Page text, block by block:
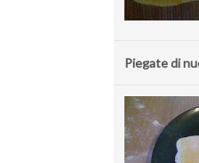
Piegate di